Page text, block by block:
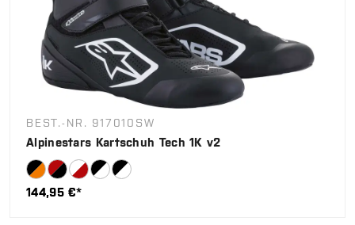
BEST.-NR. 917010SW
Alpinestars Kartschuh Tech 1K v2
144,95 €*